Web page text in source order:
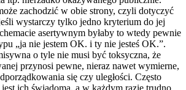
zachodzić w obie strony, czyli dotyczyć
wystarczy tylko jedno kryterium do jej
asertywnym byłaby to wtedy pewnie
„ja nie jestem OK. i ty nie jesteś OK.”.
o tyle nie musi być toksyczna, że
j przynosi pewne, nieraz nawet wymierne,
a się czy uległości. Często